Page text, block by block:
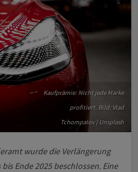
Kaufprämie: Nicht jede Marke
profitiert. Bild: Vlad
Tchompalov | Unsplash
wurde die Verlängerung
Ende 2025 beschlossen. Eine